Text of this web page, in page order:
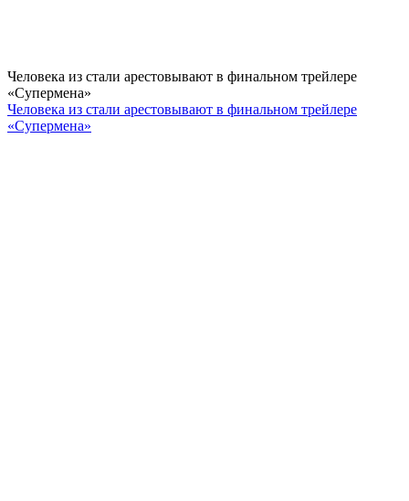
Человека из стали арестовывают в финальном трейлере
«Супермена»
Человека из стали арестовывают в финальном трейлере
«Супермена»